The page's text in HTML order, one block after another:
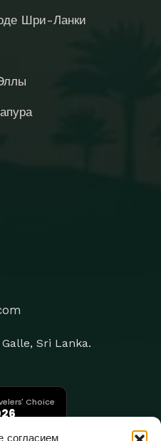
согласием
Шри-Ланки
Sri Lanka.
Choice